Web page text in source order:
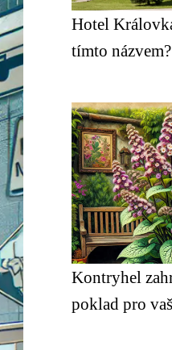
Hotel
tímto názvem?
Kontryhel
poklad pro